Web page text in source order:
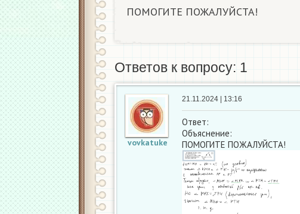
ПОМОГИТЕ ПОЖАЛУЙСТА!
Ответов к вопросу: 1
vovkatuke
21.11.2024 | 13:16
Ответ:
Объяснение:
ПОМОГИТЕ ПОЖАЛУЙСТА!